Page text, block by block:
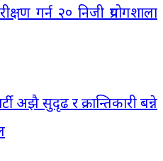
गर्न २० निजी प्रयोगशाला
अझै सुदृढ र क्रान्तिकारी बन्ने